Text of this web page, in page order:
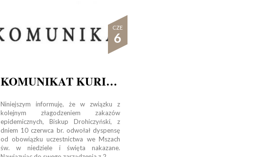
CZE
6
KOMUNIKAT KURII DIECEZJALNEJ W DROHICZYNIE
Niniejszym informuję, że w związku z
kolejnym złagodzeniem zakazów
epidemicznych, Biskup Drohiczyński, z
dniem 10 czerwca br. odwołał dyspensę
od obowiązku uczestnictwa we Mszach
św. w niedziele i święta nakazane.